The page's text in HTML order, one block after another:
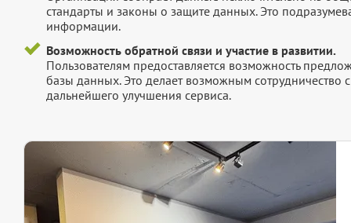
стандарты и законы о защите данных. Это
информации.
Возможность обратной связи и участие в развитии.
Пользователям предоставляется возможность
базы данных. Это делает возможным сотрудничество
дальнейшего улучшения сервиса.